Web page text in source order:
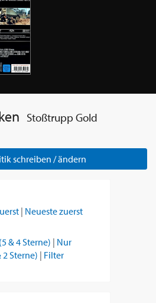
Stoßtrupp Gold
schreiben / ändern
| Neueste zuerst
& 4 Sterne) | Nur
Sterne) | Filter